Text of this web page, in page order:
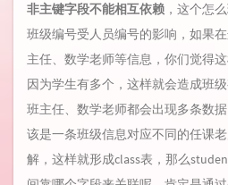
非主键字段不能相互依赖 ，这个怎
班级编号受人员编号的影响，如果
主任、数学老师等信息，你们觉得
因为学生有多个，这样就会造成班
班主任、数学老师都会出现多条数
该是一条班级信息对应不同的任课
解，这样就形成class表，那么